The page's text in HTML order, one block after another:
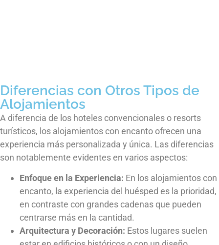
Diferencias con Otros Tipos de
Alojamientos
A diferencia de los hoteles convencionales o resorts
turísticos, los alojamientos con encanto ofrecen una
experiencia más personalizada y única. Las diferencias
son notablemente evidentes en varios aspectos:
Enfoque en la Experiencia: En los alojamientos con
encanto, la experiencia del huésped es la prioridad,
en contraste con grandes cadenas que pueden
centrarse más en la cantidad.
Arquitectura y Decoración: Estos lugares suelen